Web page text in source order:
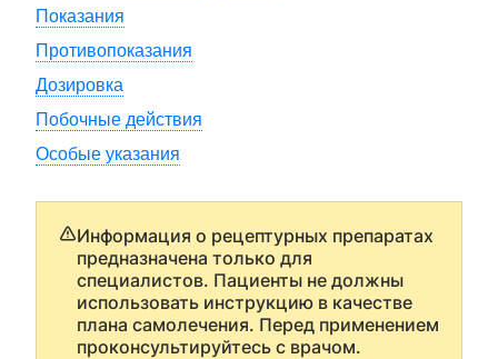
Показания
Противопоказания
Дозировка
Побочные действия
Особые указания
Информация о рецептурных препаратах
предназначена только для
специалистов. Пациенты не должны
использовать инструкцию в качестве
плана самолечения. Перед применением
проконсультируйтесь с врачом.